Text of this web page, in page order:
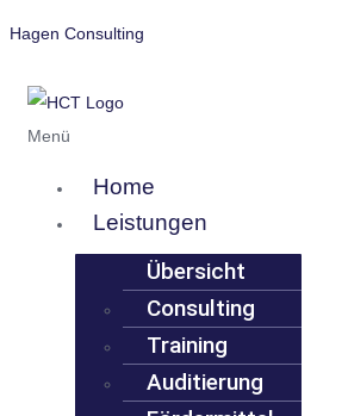
Hagen Consulting
Menü
Home
Leistungen
Übersicht
Consulting
Training
Auditierung